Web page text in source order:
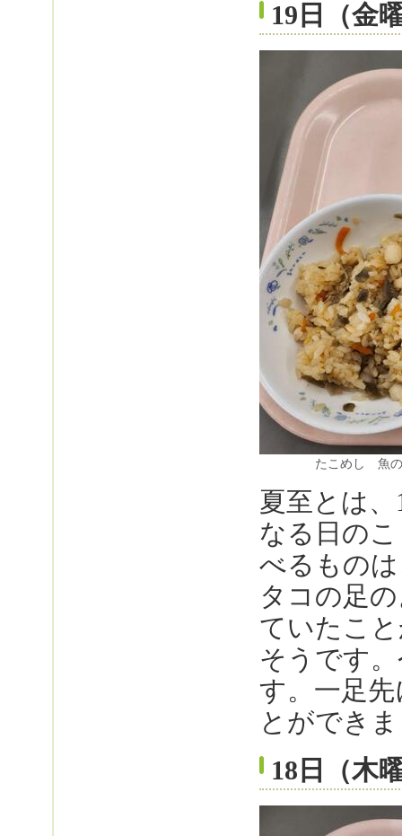
19日（金
たこめし 魚
夏至とは
なる日の
べるもの
タコの足
ていたこ
そうです
す。一足
とができ
18日（木